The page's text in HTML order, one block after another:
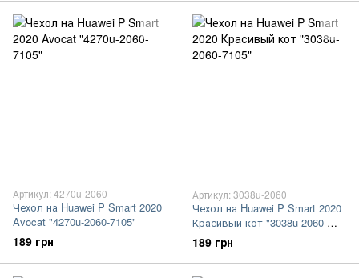
Артикул: 4270u-2060
Чехол на Huawei P Smart 2020
Avocat "4270u-2060-7105"
189 грн
Артикул: 3038u-2060
Чехол на Huawei P Smart 2020
Красивый кот "3038u-2060-
7105"
189 грн